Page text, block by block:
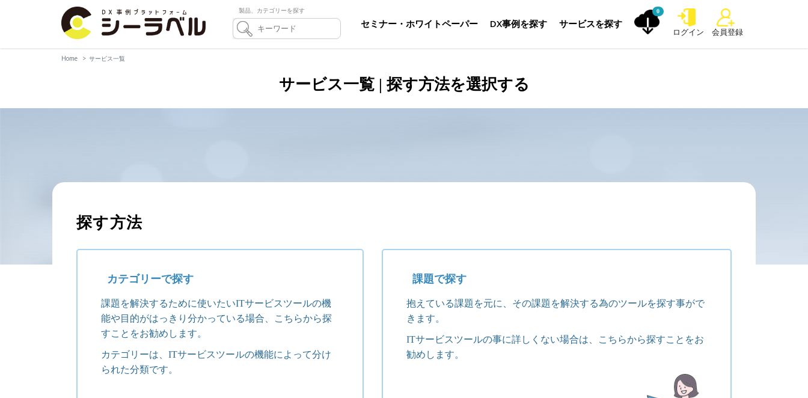
製品、カテゴリーを探す
セミナー・ホワイトペーパー DX事例を探す サービスを探す
0
ログイン 会員登録
Home サービス一覧
サービス一覧 | 探す方法を選択する
探す方法
カテゴリーで探す
課題を解決するために使いたいITサービスツールの機
能や目的がはっきり分かっている場合、こちらから探
すことをお勧めします。
カテゴリーは、ITサービスツールの機能によって分け
られた分類です。
課題で探す
抱えている課題を元に、その課題を解決する為のツールを探す事がで
きます。
ITサービスツールの事に詳しくない場合は、こちらから探すことをお
勧めします。